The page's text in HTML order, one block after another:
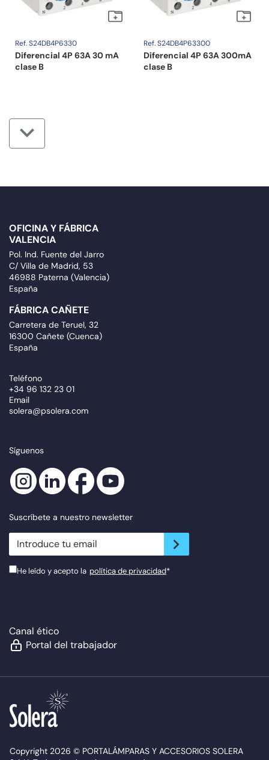
Ref. S24DB4P6330
Diferencial 4P 63A 30 mA
clase B
Ref. S24DB4P63300
Diferencial 4P 63A 300mA
clase B
OFICINA Y FÁBRICA
VALENCIA
Pol. Ind. Fuente del Jarro
C/ Villa de Madrid, 53
46988 Paterna (Valencia)
España
FÁBRICA CAÑETE
Carretera de Teruel, 32
16300 Cañete (Cuenca)
España
Teléfono
+34 96 132 23 01
Email
solera@psolera.com
Síguenos
Suscríbete a nuestro newsletter
newsletter.suscribe
He leído y acepto la política de privacidad*
Canal ético
Portal del trabajador
Copyright 2026 © PORTALÁMPARAS Y ACCESORIOS SOLERA